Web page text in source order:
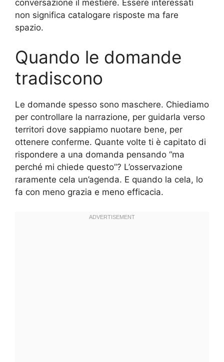
conversazione il mestiere. Essere interessati
non significa catalogare risposte ma fare
spazio.
Quando le domande
tradiscono
Le domande spesso sono maschere. Chiediamo
per controllare la narrazione, per guidarla verso
territori dove sappiamo nuotare bene, per
ottenere conferme. Quante volte ti è capitato di
rispondere a una domanda pensando “ma
perché mi chiede questo”? L’osservazione
raramente cela un’agenda. E quando la cela, lo
fa con meno grazia e meno efficacia.